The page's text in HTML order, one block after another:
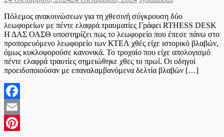
Πόλεμος ανακοινώσεων για τη χθεσινή σύγκρουση δύο
λεωφορείων με πέντε ελαφρά τραυματίες Γράφει RTHESS DESK
Η ΔΑΣ ΟΑΣΘ υποστηρίζει πως το λεωφορείο που έπεσε πάνω στο
προπορευόμενο λεωφορείο των ΚΤΕΛ χθές είχε ιστορικό βλαβών,
όμως κυκλοφορούσε κανονικά. Το τροχαίο που είχε απολογισμό
πέντε ελαφρά τραυτίες σημειώθηκε χθες το πρωί. Οι οδηγοί
προειδοποιούσαν με επαναλαμβανόμενα δελτία βλαβών […]
Facebook
Email